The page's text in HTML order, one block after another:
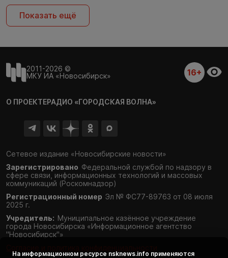
Показать ещё
2011-2026 ©
МКУ ИА «Новосибирск»
16+
О ПРОЕКТЕРАДИО «ГОРОДСКАЯ ВОЛНА»
Сетевое издание «Новосибирские новости»
Зарегистрировано Федеральной службой по надзору в
сфере связи, информационных технологий и массовых
коммуникаций (Роскомнадзор)
Регистрационный номер Эл № ФС77-89763 от 08 июля
2025 г.
Учредитель: Муниципальное казённое учреждение
города Новосибирска «Информационное агентство
"Новосибирск"»
На информационном ресурсе nsknews.info применяются